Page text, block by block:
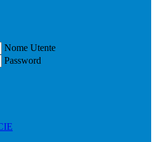
Nome Utente
Password